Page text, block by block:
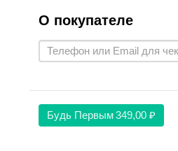
О покупателе
Будь Первым349,00 ₽